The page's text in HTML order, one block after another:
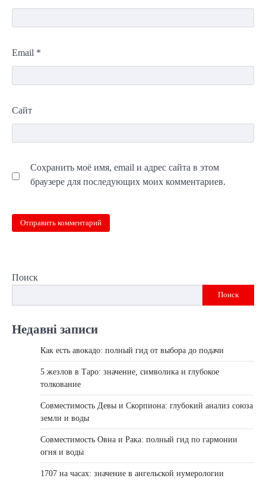
Email *
Сайт
Сохранить моё имя, email и адрес сайта в этом
браузере для последующих моих комментариев.
Поиск
Поиск
Недавні записи
Как есть авокадо: полный гид от выбора до подачи
5 жезлов в Таро: значение, символика и глубокое
толкование
Совместимость Девы и Скорпиона: глубокий анализ союза
земли и воды
Совместимость Овна и Рака: полный гид по гармонии
огня и воды
1707 на часах: значение в ангельской нумерологии